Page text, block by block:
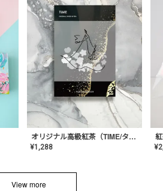
オリジナル高級紅茶（TIME/タイム）【ギフト/プチギフト/プレゼント/内祝い/結婚式/オリジナル配合/高品質/ハーブティー/茶葉/記念日/お返し/手土産/美容/おしゃれ】
¥1,288 ¥
View more